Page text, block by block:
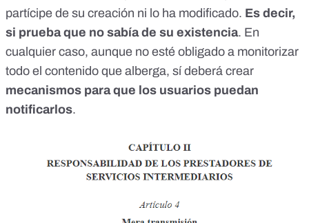
partícipe de su creación ni lo ha modificado. Es decir,
si prueba que no sabía de su existencia. En
cualquier caso, aunque no esté obligado a monitorizar
todo el contenido que alberga, sí deberá crear
mecanismos para que los usuarios puedan
notificarlos.